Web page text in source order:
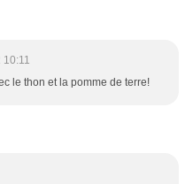
10:11
le thon et la pomme de terre!